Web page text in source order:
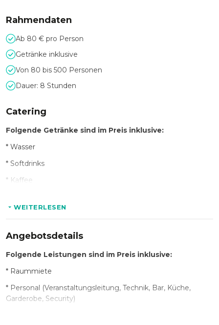
Rahmendaten
Ab 80 € pro Person
Getränke inklusive
Von 80 bis 500 Personen
Dauer: 8 Stunden
Catering
Folgende Getränke sind im Preis inklusive:
* Wasser
* Softdrinks
* Kaffee
* Auswahl Longdrinks
* Catering:
WEITERLESEN
Angebotsdetails
Folgende Leistungen sind im Preis inklusive:
* Raummiete
* Personal (Veranstaltungsleitung, Technik, Bar, Küche,
Garderobe, Security)